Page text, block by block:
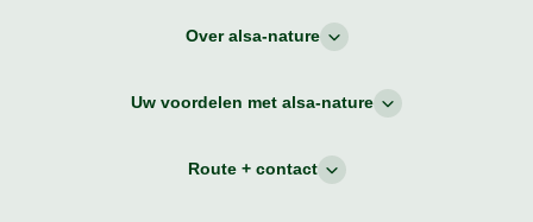
Over alsa-nature
Uw voordelen met alsa-nature
Route + contact